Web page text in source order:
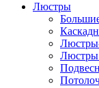
Люстры
Люстры